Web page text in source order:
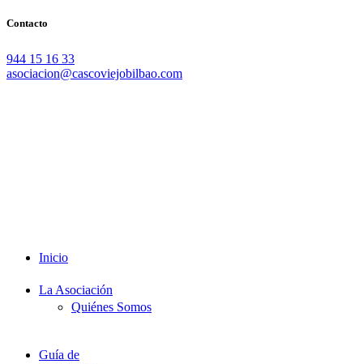
Contacto
944 15 16 33
asociacion@cascoviejobilbao.com
Inicio
La Asociación
Quiénes Somos
Guía de